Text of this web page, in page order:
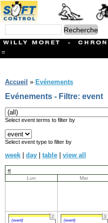
=
Branches
CONTACT
Ski ALPIN
Triathlon
Ski Nordique
Courses à pieds
Athlétisme
Slalom In-Line
Caisse à savon
Coupe "Journal La Gruyère"
Accueil » Evénements
Evénements - Filtre: event
Select event terms to filter by
Select event type to filter by
week | day | table | view all
«
Lun Mar
2
(event)
3
(event)